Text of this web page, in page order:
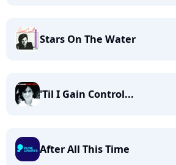
Stars On The Water
'Til I Gain Control...
After All This Time